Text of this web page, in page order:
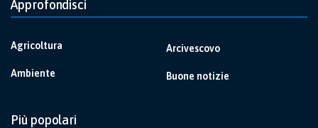
Approfondisci
Agricoltura
Ambiente
Arcivescovo
Buone notizie
Più popolari